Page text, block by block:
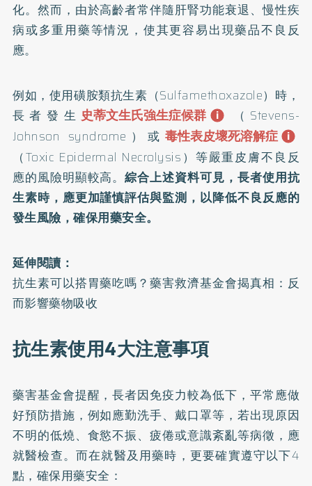
化。然而，由於高齡者常伴隨肝腎功能衰退、慢性疾
病或多重用藥等情況，使其更容易出現藥品不良反
應。
例如，使用磺胺類抗生素（Sulfamethoxazole）時，
長者發生史蒂文生氏強生症候群
（Stevens-
Johnson syndrome）或 毒性表皮壞死溶解症
（Toxic Epidermal Necrolysis）等嚴重皮膚不良反
應的風險明顯較高。綜合上述資料可見，長者使用抗
生素時，應更加謹慎評估與監測，以降低不良反應的
發生風險，確保用藥安全。
延伸閱讀：
抗生素可以搭胃藥吃嗎？藥害救濟基金會揭真相：反
而影響藥物吸收
抗生素使用4大注意事項
藥害基金會提醒，長者因免疫力較為低下，平常應做
好預防措施，例如應勤洗手、戴口罩等，若出現原因
不明的低燒、食慾不振、疲倦或意識紊亂等病徵，應
就醫檢查。而在就醫及用藥時，更要確實遵守以下4
點，確保用藥安全：